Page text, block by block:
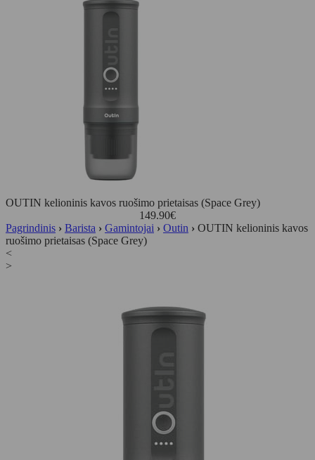
OUTIN kelioninis kavos ruošimo prietaisas (Space Grey)
149.90€
Pagrindinis › Barista › Gamintojai › Outin › OUTIN kelioninis kavos
ruošimo prietaisas (Space Grey)
<
>